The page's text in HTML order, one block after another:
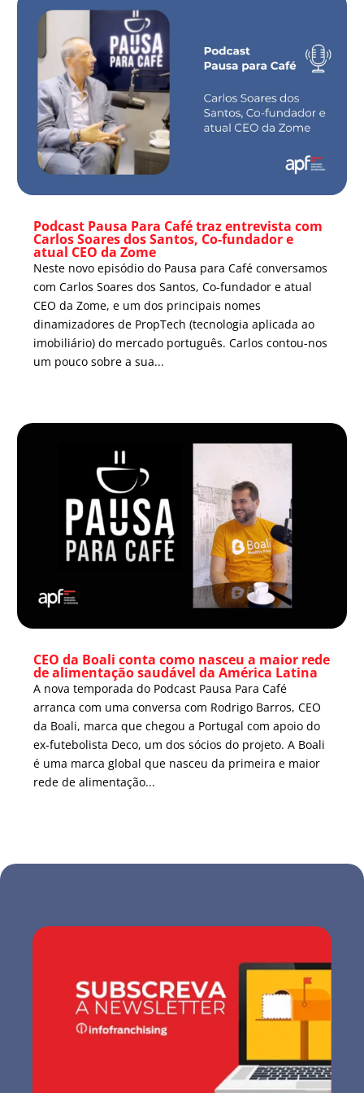
Podcast Pausa Para Café traz entrevista com
Carlos Soares dos Santos, Co-fundador e
atual CEO da Zome
Neste novo episódio do Pausa para Café conversamos
com Carlos Soares dos Santos, Co-fundador e atual
CEO da Zome, e um dos principais nomes
dinamizadores de PropTech (tecnologia aplicada ao
imobiliário) do mercado português. Carlos contou-nos
um pouco sobre a sua...
CEO da Boali conta como nasceu a maior rede
de alimentação saudável da América Latina
A nova temporada do Podcast Pausa Para Café
arranca com uma conversa com Rodrigo Barros, CEO
da Boali, marca que chegou a Portugal com apoio do
ex-futebolista Deco, um dos sócios do projeto. A Boali
é uma marca global que nasceu da primeira e maior
rede de alimentação...